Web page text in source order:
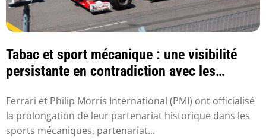
Tabac et sport mécanique : une visibilité
persistante en contradiction avec les
Ferrari et Philip Morris International (PMI) ont officialisé
la prolongation de leur partenariat historique dans les
sports mécaniques, partenariat...